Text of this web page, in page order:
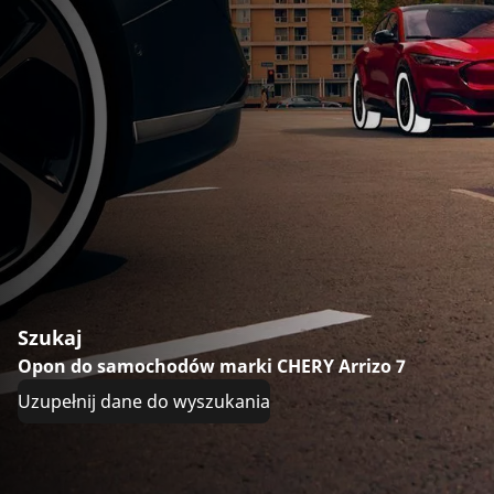
Szukaj
Opon do samochodów marki CHERY Arrizo 7
Uzupełnij dane do wyszukania